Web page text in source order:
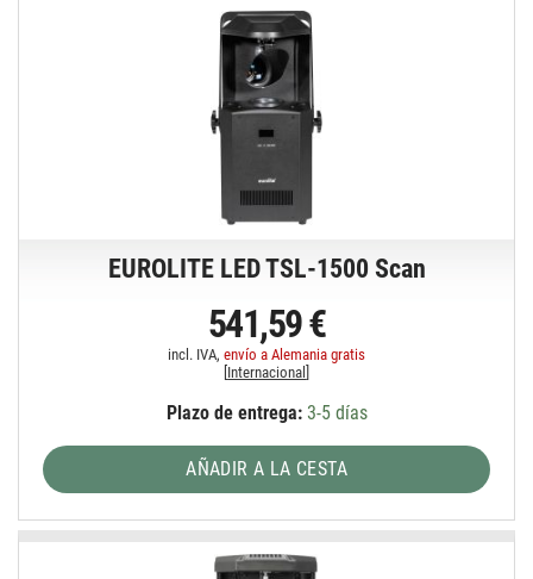
EUROLITE LED TSL-1500 Scan
541,59 €
incl. IVA,envío a Alemania gratis
[Internacional]
Plazo de entrega:3-5 días
AÑADIR A LA CESTA